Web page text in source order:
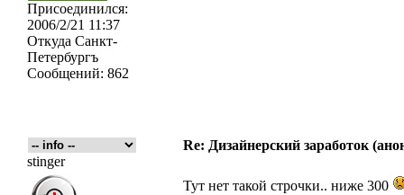
Присоединился:
2006/2/21 11:37
Откуда Санкт-
Петербургъ
Сообщений: 862
Re: Дизайнерский заработок
stinger
Тут нет такой строчки.. ниже 300